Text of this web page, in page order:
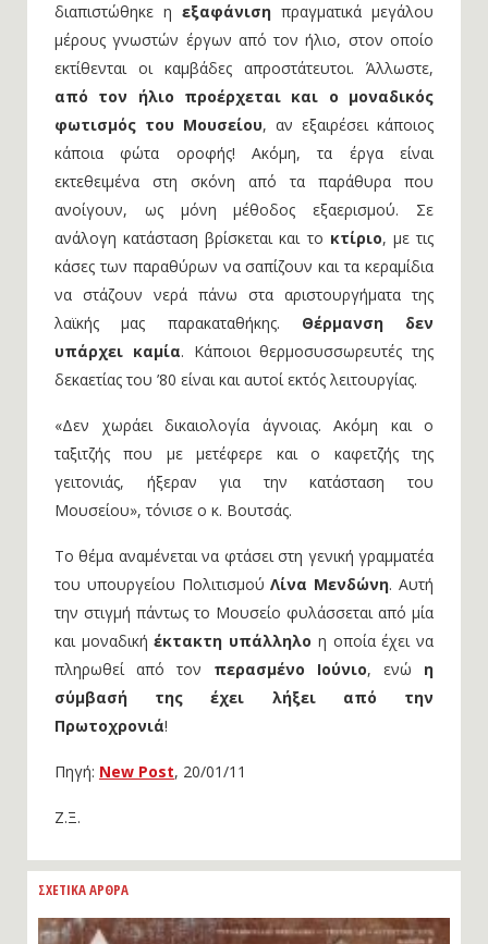
διαπιστώθηκε η εξαφάνιση πραγματικά μεγάλου
μέρους γνωστών έργων από τον ήλιο, στον οποίο
εκτίθενται οι καμβάδες απροστάτευτοι. Άλλωστε,
από τον ήλιο προέρχεται και ο μοναδικός
φωτισμός του Μουσείου, αν εξαιρέσει κάποιος
κάποια φώτα οροφής! Ακόμη, τα έργα είναι
εκτεθειμένα στη σκόνη από τα παράθυρα που
ανοίγουν, ως μόνη μέθοδος εξαερισμού. Σε
ανάλογη κατάσταση βρίσκεται και το κτίριο, με τις
κάσες των παραθύρων να σαπίζουν και τα κεραμίδια
να στάζουν νερά πάνω στα αριστουργήματα της
λαϊκής μας παρακαταθήκης. Θέρμανση δεν
υπάρχει καμία. Κάποιοι θερμοσυσσωρευτές της
δεκαετίας του ’80 είναι και αυτοί εκτός λειτουργίας.
«Δεν χωράει δικαιολογία άγνοιας. Ακόμη και ο
ταξιτζής που με μετέφερε και ο καφετζής της
γειτονιάς, ήξεραν για την κατάσταση του
Μουσείου», τόνισε o κ. Βουτσάς.
Το θέμα αναμένεται να φτάσει στη γενική γραμματέα
του υπουργείου ΠολιτισμούΛίνα Μενδώνη. Αυτή
την στιγμή πάντως το Μουσείο φυλάσσεται από μία
και μοναδικήέκτακτη υπάλληλο η οποία έχει να
πληρωθεί από τον περασμένο Ιούνιο, ενώ η
σύμβασή της έχει λήξει από την
Πρωτοχρονιά!
Πηγή: New Post, 20/01/11
Ζ.Ξ.
ΣΧΕΤΙΚΑ ΑΡΘΡΑ